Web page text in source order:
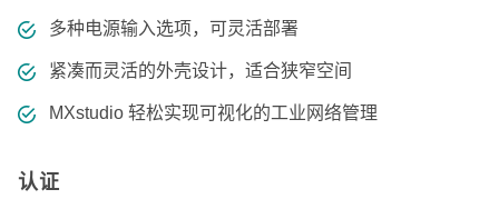
多种电源输入选项，可灵活部署
紧凑而灵活的外壳设计，适合狭窄空间
MXstudio 轻松实现可视化的工业网络管理
认证